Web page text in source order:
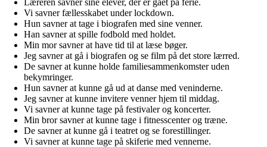
Vi savner fællesskabet under lockdown.
Hun savner at tage i biografen med sine venner.
Han savner at spille fodbold med holdet.
Min mor savner at have tid til at læse bøger.
Jeg savner at gå i biografen og se film på det store lærred.
De savner at kunne holde familiesammenkomster uden
bekymringer.
Hun savner at kunne gå ud at danse med veninderne.
Jeg savner at kunne invitere venner hjem til middag.
Vi savner at kunne tage på festivaler og koncerter.
Min bror savner at kunne tage i fitnesscenter og træne.
De savner at kunne gå i teatret og se forestillinger.
Vi savner at kunne tage på skiferie med vennerne.